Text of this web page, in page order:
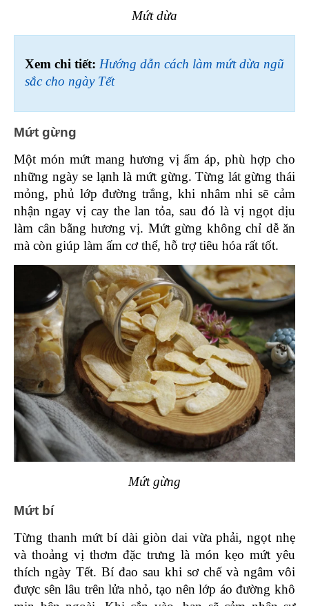
Mứt dừa
Xem chi tiết: Hướng dẫn cách làm mứt dừa ngũ
sắc cho ngày Tết
Mứt gừng
Một món mứt mang hương vị ấm áp, phù hợp cho
những ngày se lạnh là mứt gừng. Từng lát gừng thái
mỏng, phủ lớp đường trắng, khi nhâm nhi sẽ cảm
nhận ngay vị cay the lan tỏa, sau đó là vị ngọt dịu
làm cân bằng hương vị. Mứt gừng không chỉ dễ ăn
mà còn giúp làm ấm cơ thể, hỗ trợ tiêu hóa rất tốt.
Mứt gừng
Mứt bí
Từng thanh mứt bí dài giòn dai vừa phải, ngọt nhẹ
và thoảng vị thơm đặc trưng là món kẹo mứt yêu
thích ngày Tết. Bí đao sau khi sơ chế và ngâm vôi
được sên lâu trên lửa nhỏ, tạo nên lớp áo đường khô